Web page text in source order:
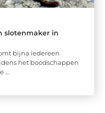
slotenmaker in
bijna iedereen
het boodschappen
...